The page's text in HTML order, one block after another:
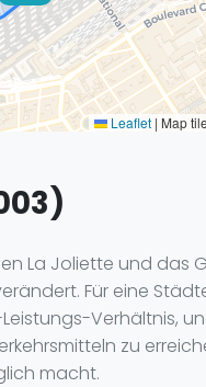
Leaflet | Map
La Joliette und das
Für eine
Verhältnis,
zu
macht.